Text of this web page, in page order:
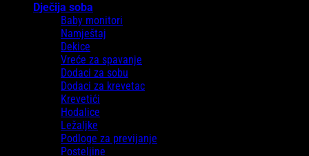
Dječija soba
Baby monitori
Namještaj
Dekice
Vreće za spavanje
Dodaci za sobu
Dodaci za krevetac
Krevetići
Hodalice
Ležaljke
Podloge za previjanje
Posteljine